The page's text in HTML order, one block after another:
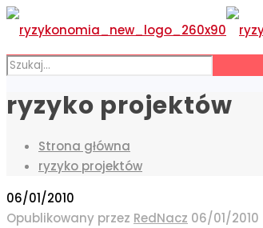
ryzyko projektów
Strona główna
ryzyko projektów
06/01/2010
Opublikowany przez RedNacz 06/01/2010